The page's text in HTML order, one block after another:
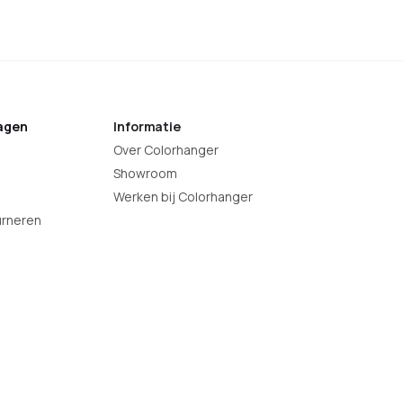
Informatie
Over Colorhanger
Showroom
Werken bij Colorhanger